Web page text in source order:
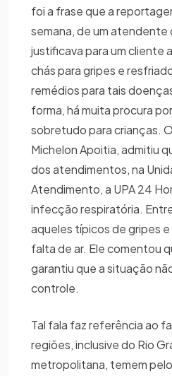
foi a frase que a
semana, de um atendente
justificava para um cliente
chás para gripes e
remédios para tais
forma, há muita procura
sobretudo para crianças.
Michelon Apoitia, admitiu
dos atendimentos, na
Atendimento, a UPA 24
infecção respiratória.
aqueles típicos de gripes
falta de ar. Ele comentou
garantiu que a situação
controle.
Tal fala faz referência ao
regiões, inclusive do Rio
metropolitana, temem